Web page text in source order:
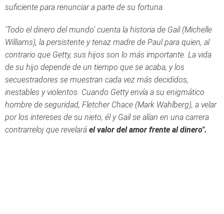
suficiente para renunciar a parte de su fortuna.
'Todo el dinero del mundo' cuenta la historia de Gail (Michelle
Williams), la persistente y tenaz madre de Paul para quien, al
contrario que Getty, sus hijos son lo más importante. La vida
de su hijo depende de un tiempo que se acaba, y los
secuestradores se muestran cada vez más decididos,
inestables y violentos. Cuando Getty envía a su enigmático
hombre de seguridad, Fletcher Chace (Mark Wahlberg), a velar
por los intereses de su nieto, él y Gail se alían en una carrera
contrarreloj que revelará el valor del amor frente al dinero".